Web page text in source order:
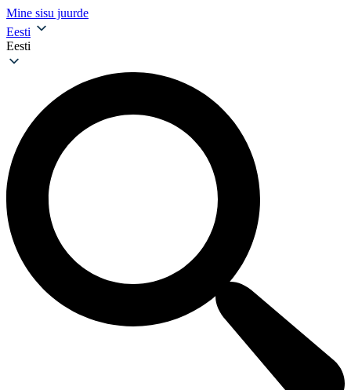
Mine sisu juurde
Eesti
Eesti